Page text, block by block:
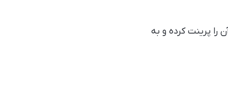
را پرینت کرده و به